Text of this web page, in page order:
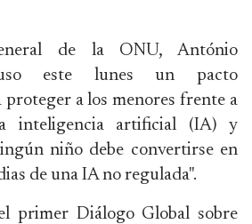
de la ONU, António
este lunes un pacto
a los menores frente a
inteligencia artificial (IA) y
niño debe convertirse en
de una IA no regulada".
primer Diálogo Global sobre